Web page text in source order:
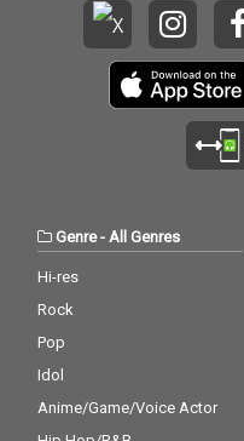
Genre- All Genres
Hi-res
Rock
Pop
Idol
Anime/Game/Voice Actor